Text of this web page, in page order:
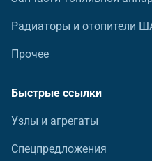
Радиаторы и отопители
Прочее
Быстрые ссылки
Узлы и агрегаты
Спецпредложения